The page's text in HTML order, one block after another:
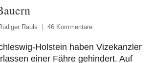
Rauls 46 Kommentare
Holstein haben Vizekanzler
einer Fähre gehindert. Auf